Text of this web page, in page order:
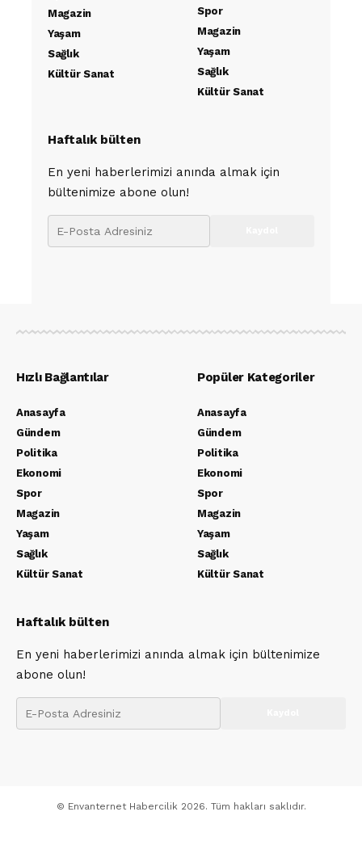
Magazin
Yaşam
Sağlık
Kültür Sanat
Spor
Magazin
Yaşam
Sağlık
Kültür Sanat
Haftalık bülten
En yeni haberlerimizi anında almak için
bültenimize abone olun!
Hızlı Bağlantılar
Anasayfa
Gündem
Politika
Ekonomi
Spor
Magazin
Yaşam
Sağlık
Kültür Sanat
Popüler Kategoriler
Anasayfa
Gündem
Politika
Ekonomi
Spor
Magazin
Yaşam
Sağlık
Kültür Sanat
Haftalık bülten
En yeni haberlerimizi anında almak için bültenimize
abone olun!
© Envanternet Habercilik 2026. Tüm hakları saklıdır.